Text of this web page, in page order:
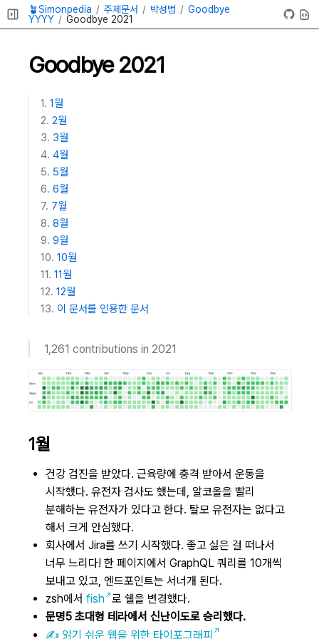
🪴Simonpedia 주제문서 박성범
Goodbye
YYYY
Goodbye 2021
Goodbye 2021
1월
2월
3월
4월
5월
6월
7월
8월
9월
10월
11월
12월
이 문서를 인용한 문서
1,261 contributions in 2021
1월
건강 검진을 받았다. 근육량에 충격 받아서 운동을
시작했다. 유전자 검사도 했는데, 알코올을 빨리
분해하는 유전자가 있다고 한다. 탈모 유전자는 없다고
해서 크게 안심했다.
회사에서 Jira를 쓰기 시작했다. 좋고 싫은 걸 떠나서
너무 느리다! 한 페이지에서 GraphQL 쿼리를 10개씩
보내고 있고, 엔드포인트는 서너개 된다.
zsh에서 fish 로 쉘을 변경했다.
문명5 초대형 테라에서 신난이도로 승리했다.
✍️ 읽기 쉬운 웹을 위한 타이포그래피